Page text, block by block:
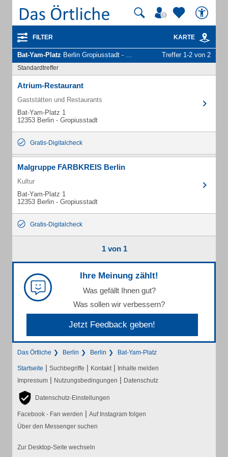
FILTER KARTE
Bat-Yam-Platz Berlin Gropiusstadt - Unternehmen und Personen Treffer 1-2 von 2
Standardtreffer
Atrium-Restaurant
Gaststätten und Restaurants
Bat-Yam-Platz 1
12353 Berlin - Gropiusstadt
Gratis-Digitalcheck
Malgruppe FARBKREIS Berlin
Kultur
Bat-Yam-Platz 1
12353 Berlin - Gropiusstadt
Gratis-Digitalcheck
1 von 1
Ihre Meinung zählt!
Was gefällt Ihnen gut?
Was sollen wir verbessern?
Jetzt Feedback geben!
Das Örtliche Berlin Berlin Bat-Yam-Platz
Startseite | Suchbegriffe | Kontakt | Inhalte melden
Impressum | Nutzungsbedingungen | Datenschutz
Datenschutz-Einstellungen
Facebook - Fan werden | Auf Instagram folgen
Über den Messenger suchen
Zur Desktop-Seite wechseln